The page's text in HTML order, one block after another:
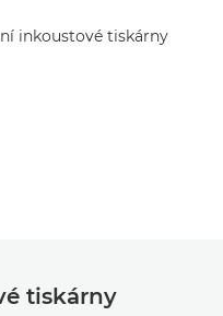
inkoustové tiskárny
tiskárny